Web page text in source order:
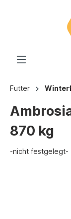
Futter
870 kg
-nicht festgelegt-